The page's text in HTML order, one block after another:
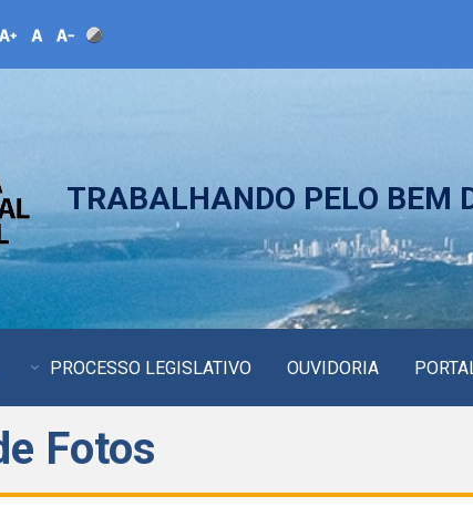
TRABALHANDO PELO BEM
PROCESSO LEGISLATIVO OUVIDORIA
Fotos